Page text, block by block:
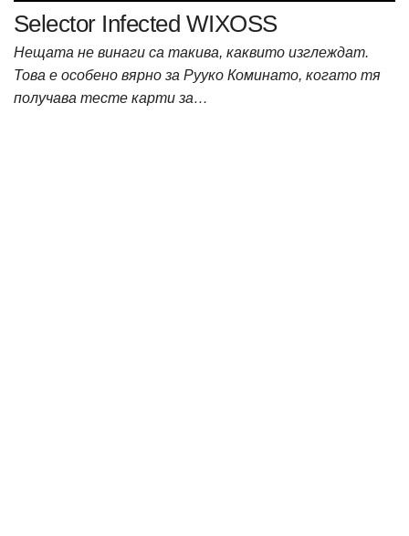
Selector Infected WIXOSS
Нещата не винаги са такива, каквито изглеждат.
Това е особено вярно за Рууко Коминато, когато тя
получава тесте карти за…